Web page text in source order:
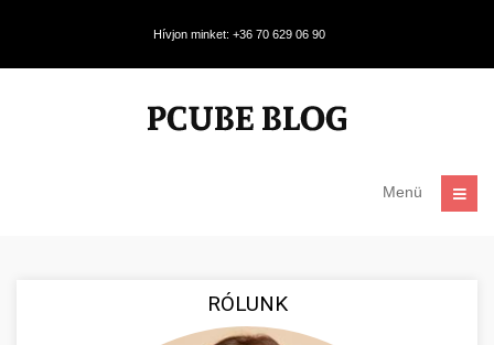
Hívjon minket: +36 70 629 06 90
Menü
RÓLUNK